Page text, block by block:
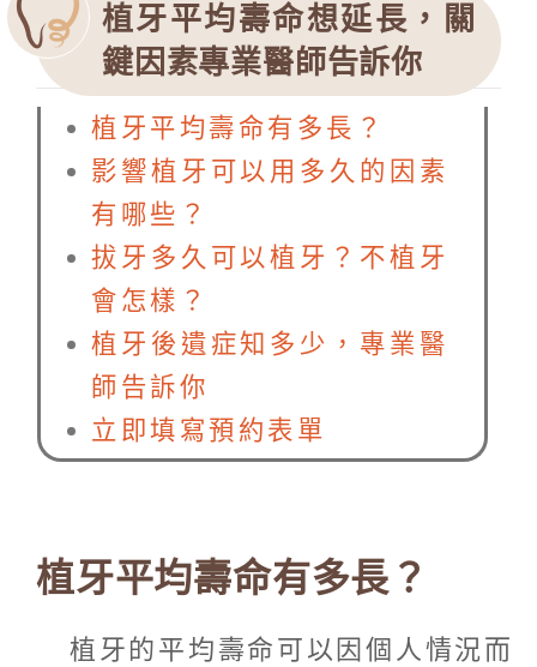
植牙平均壽命想延長，關
鍵因素專業醫師告訴你
植牙平均壽命有多長？
影響植牙可以用多久的因素
有哪些？
拔牙多久可以植牙？不植牙
會怎樣？
植牙後遺症知多少，專業醫
師告訴你
立即填寫預約表單
植牙平均壽命有多長？
植牙的平均壽命可以因個人情況而